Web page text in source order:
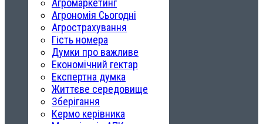
Агромаркетинг
Агрономія Сьогодні
Агрострахування
Гість номера
Думки про важливе
Економічний гектар
Експертна думка
Життєве середовище
Зберігання
Кермо керівника